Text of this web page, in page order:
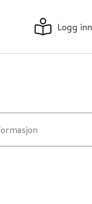
Logg inn